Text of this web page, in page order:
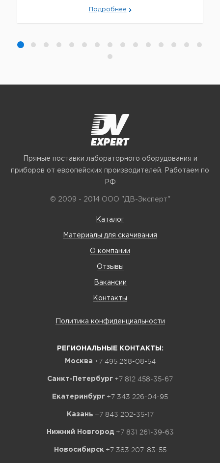
Подробнее
Прямые поставки лабораторного оборудования и
приборов от европейских производителей. Работаем по
РФ
© 2009 - 2014 ООО "ДВ-Эксперт"
Каталог
Материалы для скачивания
О компании
Отзывы
Вакансии
Контакты
Политика конфиденциальности
РЕГИОНАЛЬНЫЕ КОНТАКТЫ:
Москва +7 495 268-08-54
Санкт-Петербург +7 812 458-35-67
Екатеринбург +7 343 226-04-95
Казань +7 843 202-35-17
Нижний Новгород +7 831 261-39-63
Новосибирск +7 383 207-83-55